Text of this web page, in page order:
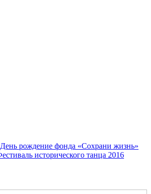
День рождение фонда «Сохрани жизнь»
исторического танца 2016